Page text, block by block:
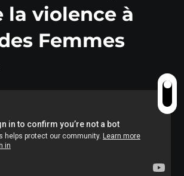
la violence à
Femmes